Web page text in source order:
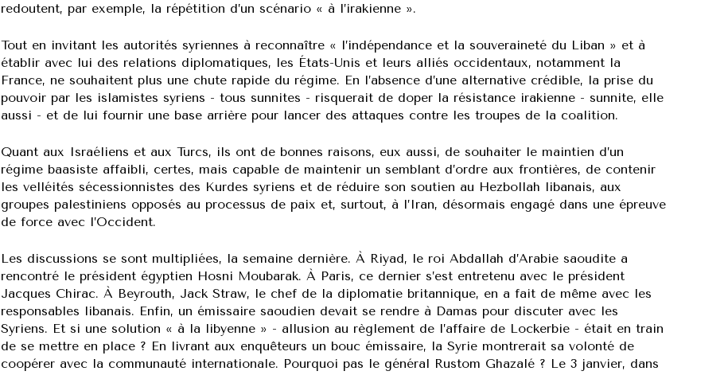
redoutent, par exemple, la répétition d’un scénario « à l’irakienne ».
Tout en invitant les autorités syriennes à reconnaître « l’indépendance et la souveraineté du Liban » et à
établir avec lui des relations diplomatiques, les États-Unis et leurs alliés occidentaux, notamment la
France, ne souhaitent plus une chute rapide du régime. En l’absence d’une alternative crédible, la prise du
pouvoir par les islamistes syriens - tous sunnites - risquerait de doper la résistance irakienne - sunnite, elle
aussi - et de lui fournir une base arrière pour lancer des attaques contre les troupes de la coalition.
Quant aux Israéliens et aux Turcs, ils ont de bonnes raisons, eux aussi, de souhaiter le maintien d’un
régime baasiste affaibli, certes, mais capable de maintenir un semblant d’ordre aux frontières, de contenir
les velléités sécessionnistes des Kurdes syriens et de réduire son soutien au Hezbollah libanais, aux
groupes palestiniens opposés au processus de paix et, surtout, à l’Iran, désormais engagé dans une épreuve
de force avec l’Occident.
Les discussions se sont multipliées, la semaine dernière. À Riyad, le roi Abdallah d’Arabie saoudite a
rencontré le président égyptien Hosni Moubarak. À Paris, ce dernier s’est entretenu avec le président
Jacques Chirac. À Beyrouth, Jack Straw, le chef de la diplomatie britannique, en a fait de même avec les
responsables libanais. Enfin, un émissaire saoudien devait se rendre à Damas pour discuter avec les
Syriens. Et si une solution « à la libyenne » - allusion au règlement de l’affaire de Lockerbie - était en train
de se mettre en place ? En livrant aux enquêteurs un bouc émissaire, la Syrie montrerait sa volonté de
coopérer avec la communauté internationale. Pourquoi pas le général Rustom Ghazalé ? Le 3 janvier, dans